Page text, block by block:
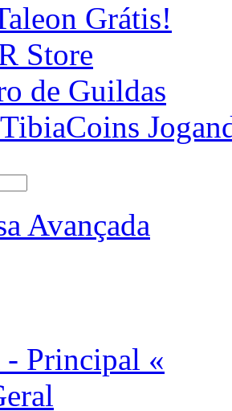
Grátis!
Store
de Guildas
Avançada
Principal «